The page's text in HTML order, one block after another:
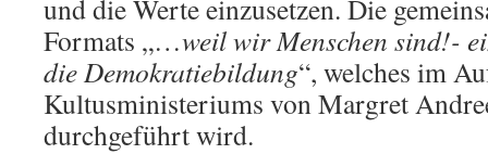
und die Werte einzusetzen. Die
Formats „…weil wir Menschen sind!-
die Demokratiebildung“, welches im
Kultusministeriums von Margret
durchgeführt wird.